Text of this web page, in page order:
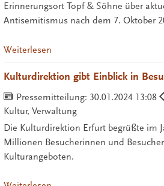
Erinnerungsort Topf & Söhne über
Antisemitismus nach dem 7. Oktober
Weiterlesen
Kulturdirektion gibt Einblick in
Pressemitteilung: 30.01.2024 13:08
Kultur, Verwaltung
Die Kulturdirektion Erfurt begrüßte im
Millionen Besucherinnen und
Kulturangeboten.